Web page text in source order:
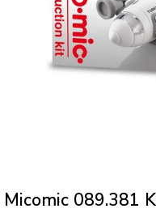
Micomic 089.381